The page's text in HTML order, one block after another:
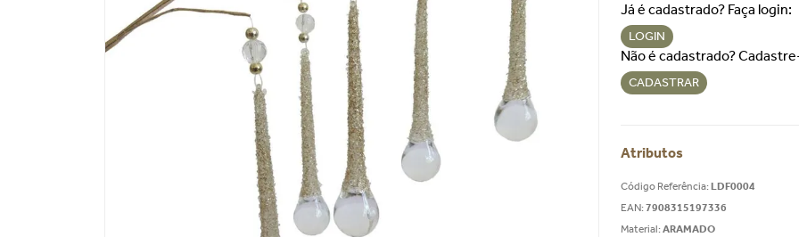
Já é cadastrado? Faça login:
LOGIN
Não é cadastrado?
CADASTRAR
Atributos
Código Referência:LDF0004
EAN:7908315197336
Material:ARAMADO